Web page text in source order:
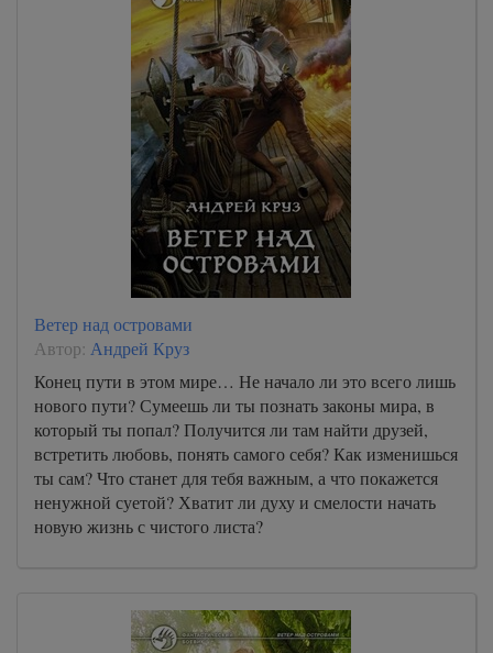
Ветер над островами
Автор: Андрей Круз
Конец пути в этом мире… Не начало ли это всего лишь
нового пути? Сумеешь ли ты познать законы мира, в
который ты попал? Получится ли там найти друзей,
встретить любовь, понять самого себя? Как изменишься
ты сам? Что станет для тебя важным, а что покажется
ненужной суетой? Хватит ли духу и смелости начать
новую жизнь с чистого листа?